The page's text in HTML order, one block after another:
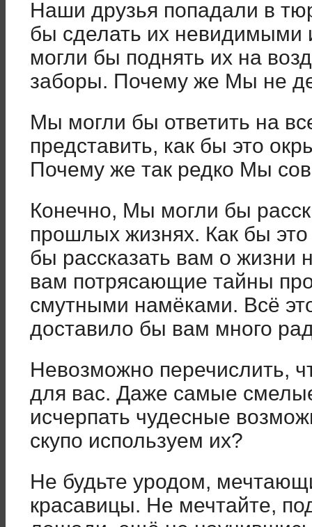
Наши друзья попадали в
бы сделать их невидимыми
могли бы поднять их на
заборы. Почему же Мы не
Мы могли бы ответить на
представить, как бы это
Почему же так редко Мы
Конечно, Мы могли бы
прошлых жизнях. Как бы
бы рассказать вам о жизни
вам потрясающие тайны
смутными намёками. Всё
доставило бы вам много
Невозможно перечислить,
для вас. Даже самые
исчерпать чудесные
скупо используем их?
Не будьте уродом,
красавицы. Не мечтайте,